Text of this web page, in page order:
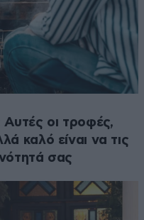
Αυτές οι τροφές,
καλό είναι να τις
σας